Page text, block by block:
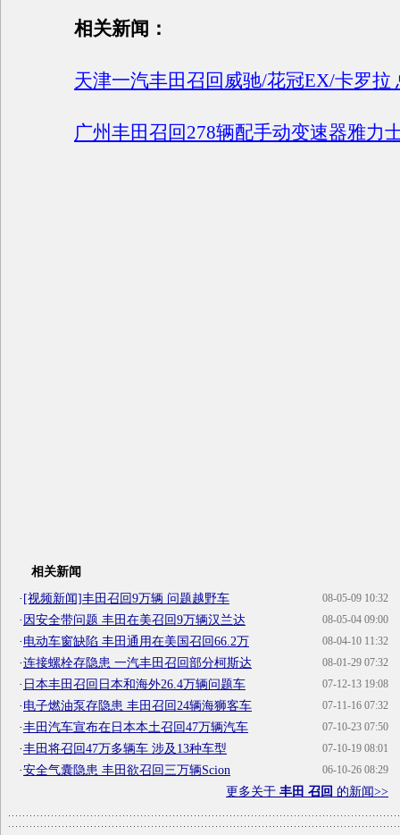
相关新闻：
天津一汽丰田召回威驰/花冠EX/卡罗拉
广州丰田召回278辆配手动变速器雅力
相关新闻
08-05-09 10:32
·[视频新闻]丰田召回9万辆 问题越野车
08-05-04 09:00
·因安全带问题 丰田在美召回9万辆汉兰达
08-04-10 11:32
·电动车窗缺陷 丰田通用在美国召回66.2万
08-01-29 07:32
·连接螺栓存隐患 一汽丰田召回部分柯斯达
07-12-13 19:08
· 日本丰田召回日本和海外26.4万辆问题车
07-11-16 07:32
·电子燃油泵存隐患 丰田召回24辆海狮客车
07-10-23 07:50
·丰田汽车宣布在日本本土召回47万辆汽车
07-10-19 08:01
·丰田将召回47万多辆车 涉及13种车型
06-10-26 08:29
·安全气囊隐患 丰田欲召回三万辆Scion
更多关于 丰田 召回 的新闻>>